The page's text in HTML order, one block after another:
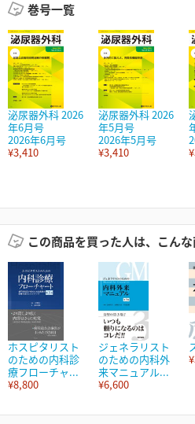
巻号一覧
泌尿器外科 2026
年6月号
2026年6月号
¥3,410
泌尿器外科 2026
年5月号
2026年5月号
¥3,410
この商品を買った人は、こんな
ホスピタリスト
のための内科診
療フローチャ...
¥8,800
ジェネラリスト
のための内科外
来マニュアル...
¥6,600